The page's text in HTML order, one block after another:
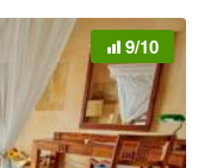
9/10